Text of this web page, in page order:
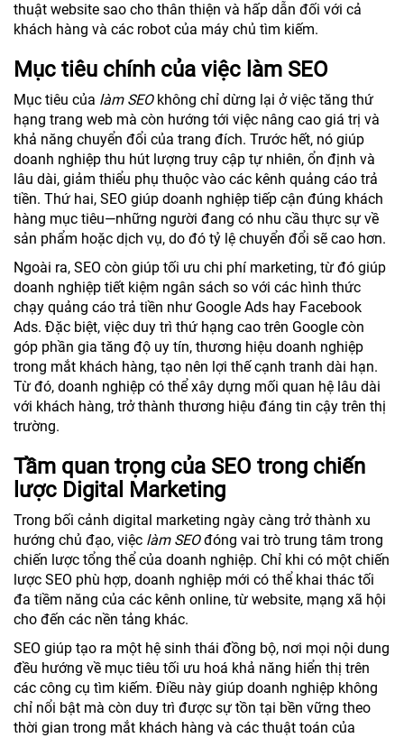
thuật website sao cho thân thiện và hấp dẫn đối với cả
khách hàng và các robot của máy chủ tìm kiếm.
Mục tiêu chính của việc làm SEO
Mục tiêu của làm SEOkhông chỉ dừng lại ở việc tăng thứ
hạng trang web mà còn hướng tới việc nâng cao giá trị và
khả năng chuyển đổi của trang đích. Trước hết, nó giúp
doanh nghiệp thu hút lượng truy cập tự nhiên, ổn định và
lâu dài, giảm thiểu phụ thuộc vào các kênh quảng cáo trả
tiền. Thứ hai, SEO giúp doanh nghiệp tiếp cận đúng khách
hàng mục tiêu—những người đang có nhu cầu thực sự về
sản phẩm hoặc dịch vụ, do đó tỷ lệ chuyển đổi sẽ cao hơn.
Ngoài ra, SEO còn giúp tối ưu chi phí marketing, từ đó giúp
doanh nghiệp tiết kiệm ngân sách so với các hình thức
chạy quảng cáo trả tiền như Google Ads hay Facebook
Ads. Đặc biệt, việc duy trì thứ hạng cao trên Google còn
góp phần gia tăng độ uy tín, thương hiệu doanh nghiệp
trong mắt khách hàng, tạo nên lợi thế cạnh tranh dài hạn.
Từ đó, doanh nghiệp có thể xây dựng mối quan hệ lâu dài
với khách hàng, trở thành thương hiệu đáng tin cậy trên thị
trường.
Tầm quan trọng của SEO trong chiến
lược Digital Marketing
Trong bối cảnh digital marketing ngày càng trở thành xu
hướng chủ đạo, việc làm SEOđóng vai trò trung tâm trong
chiến lược tổng thể của doanh nghiệp. Chỉ khi có một chiến
lược SEO phù hợp, doanh nghiệp mới có thể khai thác tối
đa tiềm năng của các kênh online, từ website, mạng xã hội
cho đến các nền tảng khác.
SEO giúp tạo ra một hệ sinh thái đồng bộ, nơi mọi nội dung
đều hướng về mục tiêu tối ưu hoá khả năng hiển thị trên
các công cụ tìm kiếm. Điều này giúp doanh nghiệp không
chỉ nổi bật mà còn duy trì được sự tồn tại bền vững theo
thời gian trong mắt khách hàng và các thuật toán của